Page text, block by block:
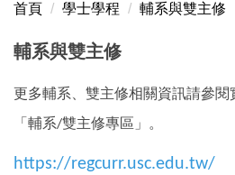
首頁 學士學程 輔系與雙主修
輔系與雙主修
更多輔系、雙主修相關資訊請參閱
「輔系/雙主修專區」。
https://regcurr.usc.edu.tw/